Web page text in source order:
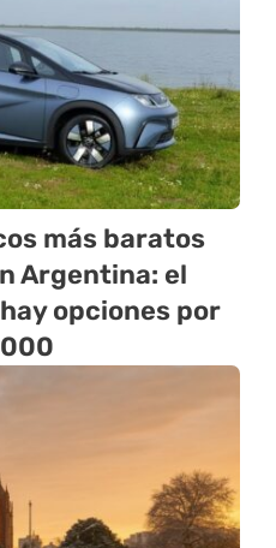
más baratos
Argentina: el
opciones por